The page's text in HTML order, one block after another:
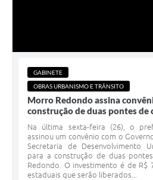
GABINETE
OBRAS URBANISMO E TRÂNSITO
Morro Redondo assina
construção de duas pontes de
Na última sexta-feira (26), o
assinou um convênio com o
Secretaria de Desenvolvimento
para a construção de duas
Redondo. O investimento é de R$
estaduais que serão liberados...